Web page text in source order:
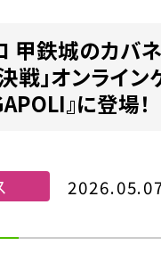
甲鉄城のカバ
決戦」オンライ
』に登場！